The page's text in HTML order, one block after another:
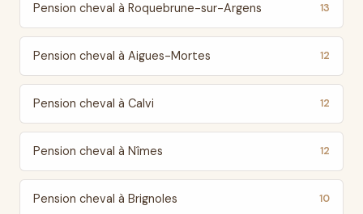
Pension cheval à Roquebrune-sur-Argens 13
Pension cheval à Aigues-Mortes 12
Pension cheval à Calvi 12
Pension cheval à Nîmes 12
Pension cheval à Brignoles 10